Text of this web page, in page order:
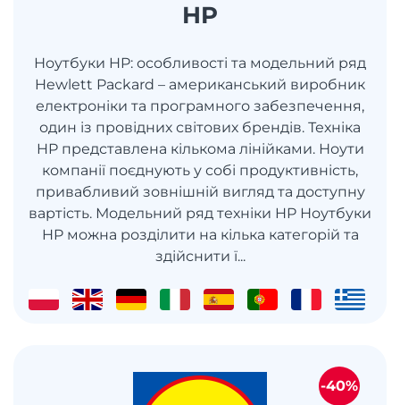
HP
Ноутбуки HP: особливості та модельний ряд
Hewlett Packard – американський виробник
електроніки та програмного забезпечення,
один із провідних світових брендів. Техніка
HP представлена кількома лінійками. Ноути
компанії поєднують у собі продуктивність,
привабливий зовнішній вигляд та доступну
вартість. Модельний ряд техніки HP Ноутбуки
HP можна розділити на кілька категорій та
здійснити ї...
-40%